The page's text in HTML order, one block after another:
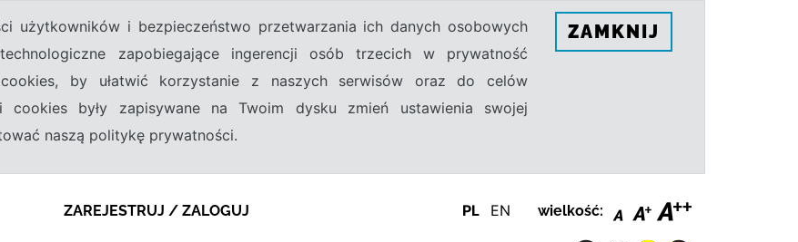
użytkowników i bezpieczeństwo przetwarzania ich danych osobowych
zapobiegające ingerencji osób trzecich w prywatność
by ułatwić korzystanie z naszych serwisów oraz do celów
były zapisywane na Twoim dysku zmień ustawienia swojej
naszą politykę prywatności.
ZAMKNIJ
ZAREJESTRUJ / ZALOGUJ PL EN wielkość: